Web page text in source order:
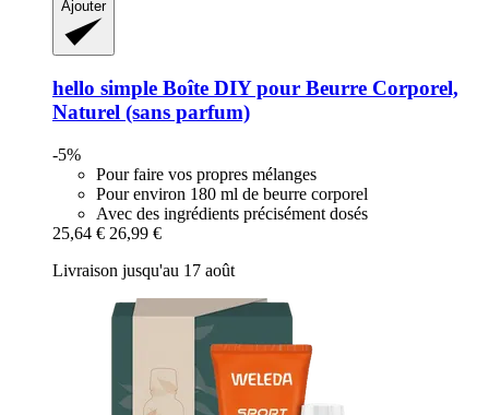
Ajouter
hello simple Boîte DIY pour Beurre Corporel,
Naturel (sans parfum)
-5%
Pour faire vos propres mélanges
Pour environ 180 ml de beurre corporel
Avec des ingrédients précisément dosés
25,64 € 26,99 €
Livraison jusqu'au 17 août